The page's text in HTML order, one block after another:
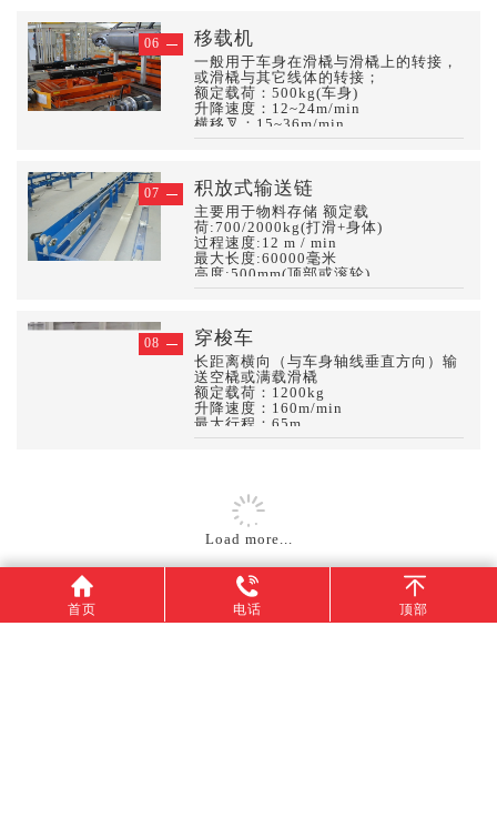
06 移载机
一般用于车身在滑橇与滑橇上的转接，
或滑橇与其它线体的转接；
额定载荷：500kg(车身)
升降速度：12~24m/min
横移叉：15~36m/min
循环节拍可达到60JPH
07 积放式输送链
主要用于物料存储 额定载
荷:700/2000kg(打滑+身体)
过程速度:12 m / min
最大长度:60000毫米
高度:500mm(顶部或滚轮)
传动原理:平带/辊筒侧不传动
08 穿梭车
长距离横向（与车身轴线垂直方向）输
送空橇或满载滑橇
额定载荷：1200kg
升降速度：160m/min
最大行程：65m
Load more...
首页 电话 顶部